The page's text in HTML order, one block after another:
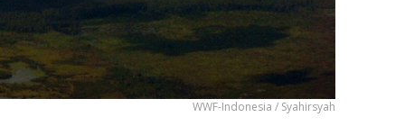
WWF-Indonesia / Syahirsyah